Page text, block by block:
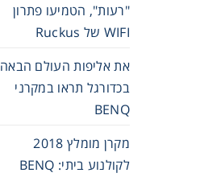
"רעות", הטמיעו פתרון
WIFI של Ruckus
את אליפות העולם הבאה
בכדורגל תראו במקרני
BENQ
מקרן מומלץ 2018
לקולנוע ביתי: BENQ